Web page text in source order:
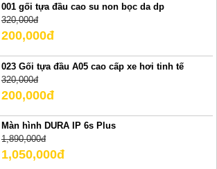
001 gối tựa đầu cao su non bọc da dp
320,000đ
200,000đ
023 Gối tựa đầu A05 cao cấp xe hơi tinh tế
320,000đ
200,000đ
Màn hình DURA IP 6s Plus
1,890,000đ
1,050,000đ